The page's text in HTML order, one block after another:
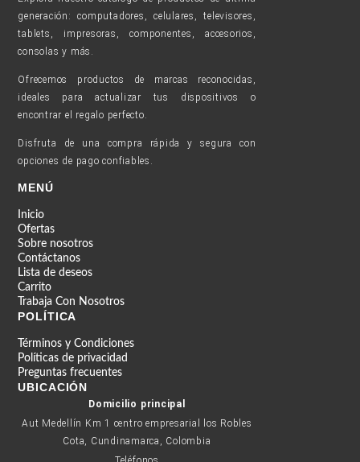
generación: computadores, celulares, televisores,
tablets, impresoras, componentes, accesorios,
consolas y más.
Ofrecemos productos de marcas reconocidas,
ideales para actualizar tus dispositivos o
encontrar el regalo perfecto.
Disfruta de una compra rápida y segura con
opciones de pago confiables.
MENÚ
Inicio
Ofertas
Sobre nosotros
Contáctanos
Lista de deseos
Carrito
Trabaja Con Nosotros
POLÍTICA
Términos y Condiciones
Políticas de privacidad
Preguntas frecuentes
UBICACIÓN
Domicilio principal
Aut Medellín Km 1 centro empresarial los Robles
Cota, Cundinamarca, Colombia